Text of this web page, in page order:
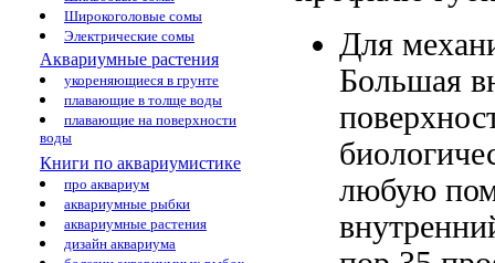
Широкоголовые сомы
Электрические сомы
Аквариумные растения
укореняющиеся в грунте
плавающие в толще воды
плавающие на поверхности
воды
Книги по аквариумистике
про аквариум
аквариумные рыбки
аквариумные растения
дизайн аквариума
Для
Большая
любую